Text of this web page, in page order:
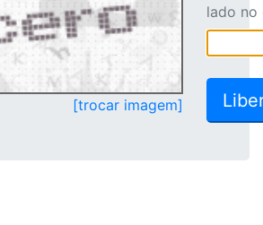
[trocar imagem]
lado no